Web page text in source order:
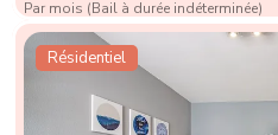
Par mois (Bail à durée indéterminée)
Résidentiel